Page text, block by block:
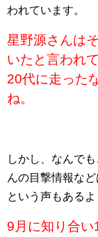
われています。
星野源さんは
いたと言われ
20代に走った
ね。
しかし、なんで
んの目撃情報な
という声もあるよ
9月に知り合